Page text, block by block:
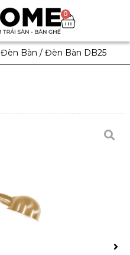
0
Đèn Bàn / Đèn Bàn DB25